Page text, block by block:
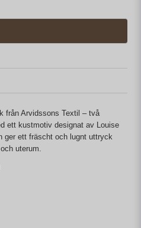
från Arvidssons Textil – två
ett kustmotiv designat av Louise
ger ett fräscht och lugnt uttryck
uterum.